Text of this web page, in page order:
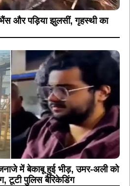
और पड़िया झुलसीं, गृहस्थी का
में बेकाबू हुई भीड़, उमर-अली को
टूटी पुलिस बैरिकेडिंग